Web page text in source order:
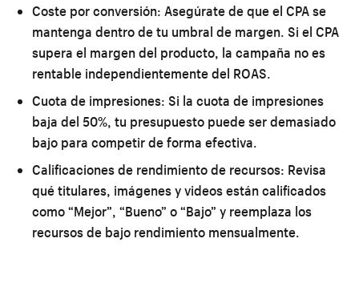
Coste por conversión: Asegúrate de que el CPA se
mantenga dentro de tu umbral de margen. Si el CPA
supera el margen del producto, la campaña no es
rentable independientemente del ROAS.
Cuota de impresiones: Si la cuota de impresiones
baja del 50%, tu presupuesto puede ser demasiado
bajo para competir de forma efectiva.
Calificaciones de rendimiento de recursos: Revisa
qué titulares, imágenes y videos están calificados
como “Mejor”, “Bueno” o “Bajo” y reemplaza los
recursos de bajo rendimiento mensualmente.